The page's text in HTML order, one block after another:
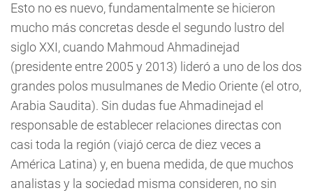
Esto no es nuevo, fundamentalmente se hicieron
mucho más concretas desde el segundo lustro del
siglo XXI, cuando Mahmoud Ahmadinejad
(presidente entre 2005 y 2013) lideró a uno de los dos
grandes polos musulmanes de Medio Oriente (el otro,
Arabia Saudita). Sin dudas fue Ahmadinejad el
responsable de establecer relaciones directas con
casi toda la región (viajó cerca de diez veces a
América Latina) y, en buena medida, de que muchos
analistas y la sociedad misma consideren, no sin